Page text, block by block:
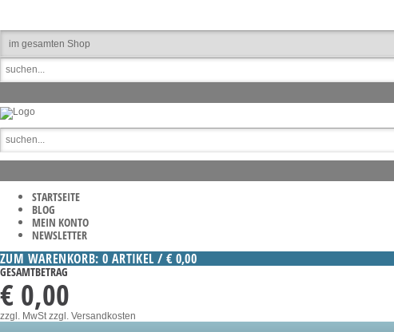
STARTSEITE
BLOG
MEIN KONTO
NEWSLETTER
ZUM WARENKORB: 0 ARTIKEL / € 0,00
GESAMTBETRAG
€ 0,00
zzgl. MwStzzgl. Versandkosten